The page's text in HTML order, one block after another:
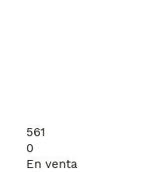
561
0
En venta